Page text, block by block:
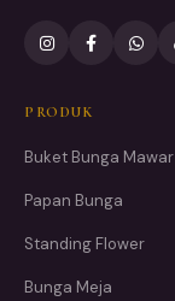
PRODUK
Buket Bunga Mawar
Papan Bunga
Standing Flower
Bunga Meja